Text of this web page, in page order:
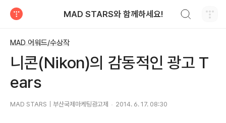
MAD STARS와 함께하세요!
MAD 어워드/수상작
니콘(Nikon)의 감동적인 광고 T
ears
MAD STARS｜부산국제마케팅광고제 2014. 6. 17. 08:30